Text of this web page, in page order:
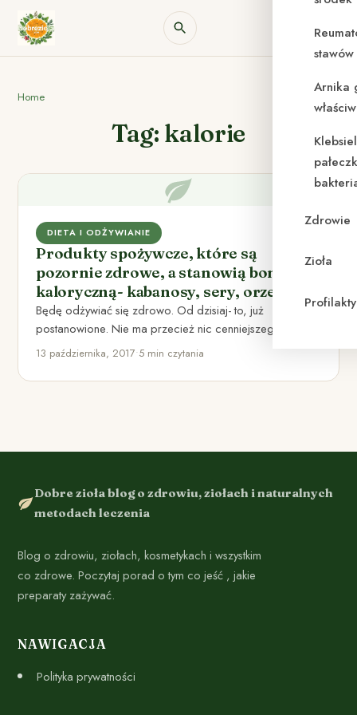
Arnika
Zdrowie
Zioła
Home
Tag: kalorie
DIETA I ODŻYWIANIE
Produkty spożywcze, które są
pozornie zdrowe, a stanowią bombę
kaloryczną- kabanosy, sery, orzechy…
Będę odżywiać się zdrowo. Od dzisiaj- to, już
postanowione. Nie ma przecież nic cenniejszego, niż:
zdrowie, dobre samopoczucie…
13 października, 2017•5 min czytania
Dobre zioła blog o zdrowiu, ziołach i naturalnych
metodach leczenia
Blog o zdrowiu, ziołach, kosmetykach i wszystkim
co zdrowe. Poczytaj porad o tym co jeść , jakie
preparaty zażywać.
NAWIGACJA
Polityka prywatności